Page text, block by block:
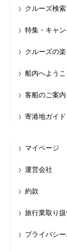
クルーズ検索
特集・キャ
クルーズの
船内へようこ
客船のご案内
寄港地ガイド
マイページ
運営会社
約款
旅行業取り
プライバシ